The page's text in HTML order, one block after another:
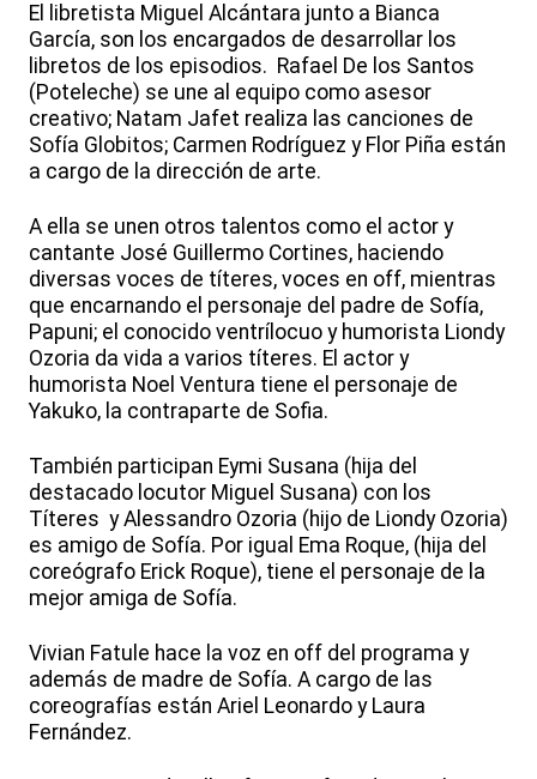
El libretista Miguel Alcántara junto a Bianca
García, son los encargados de desarrollar los
libretos de los episodios. Rafael De los Santos
(Poteleche) se une al equipo como asesor
creativo; Natam Jafet realiza las canciones de
Sofía Globitos; Carmen Rodríguez y Flor Piña están
a cargo de la dirección de arte.
A ella se unen otros talentos como el actor y
cantante José Guillermo Cortines, haciendo
diversas voces de títeres, voces en off, mientras
que encarnando el personaje del padre de Sofía,
Papuni; el conocido ventrílocuo y humorista Liondy
Ozoria da vida a varios títeres. El actor y
humorista Noel Ventura tiene el personaje de
Yakuko, la contraparte de Sofia.
También participan Eymi Susana (hija del
destacado locutor Miguel Susana) con los
Títeres y Alessandro Ozoria (hijo de Liondy Ozoria)
es amigo de Sofía. Por igual Ema Roque, (hija del
coreógrafo Erick Roque), tiene el personaje de la
mejor amiga de Sofía.
Vivian Fatule hace la voz en off del programa y
además de madre de Sofía. A cargo de las
coreografías están Ariel Leonardo y Laura
Fernández.